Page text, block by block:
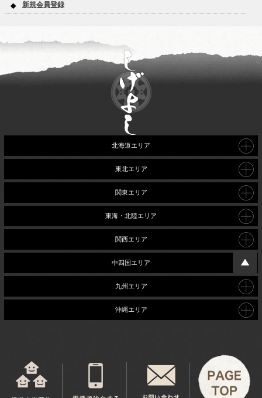
新規会員登録
北海道エリア
東北エリア
関東エリア
東海・北陸エリア
関西エリア
中四国エリア
九州エリア
沖縄エリア